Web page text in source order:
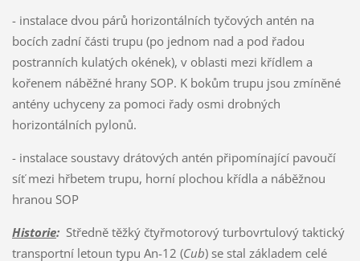
- instalace dvou párů horizontálních tyčových antén na
bocích zadní části trupu (po jednom nad a pod řadou
postranních kulatých okének), v oblasti mezi křídlem a
kořenem náběžné hrany SOP. K bokům trupu jsou zmíněné
antény uchyceny za pomoci řady osmi drobných
horizontálních pylonů.
- instalace soustavy drátových antén připomínající pavoučí
síť mezi hřbetem trupu, horní plochou křídla a náběžnou
hranou SOP
Historie:Středně těžký čtyřmotorový turbovrtulový taktický
transportní letoun typu An-12 (Cub) se stal základem celé